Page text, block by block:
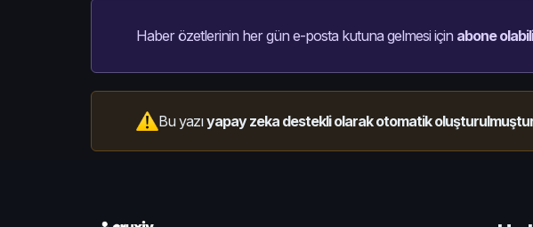
Haber özetlerinin her gün e-posta kutuna gelmesi için abone
Bu yazıyapay zeka destekli olarak otomatik